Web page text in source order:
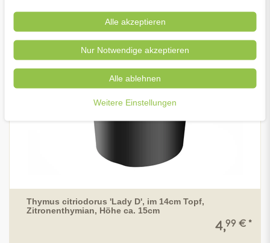
Thymus citriodorus 'Lady D', im 14cm Topf,
Zitronenthymian, Höhe ca. 15cm
4,99 € *
Alle akzeptieren
Nur Notwendige akzeptieren
Alle ablehnen
Weitere Einstellungen